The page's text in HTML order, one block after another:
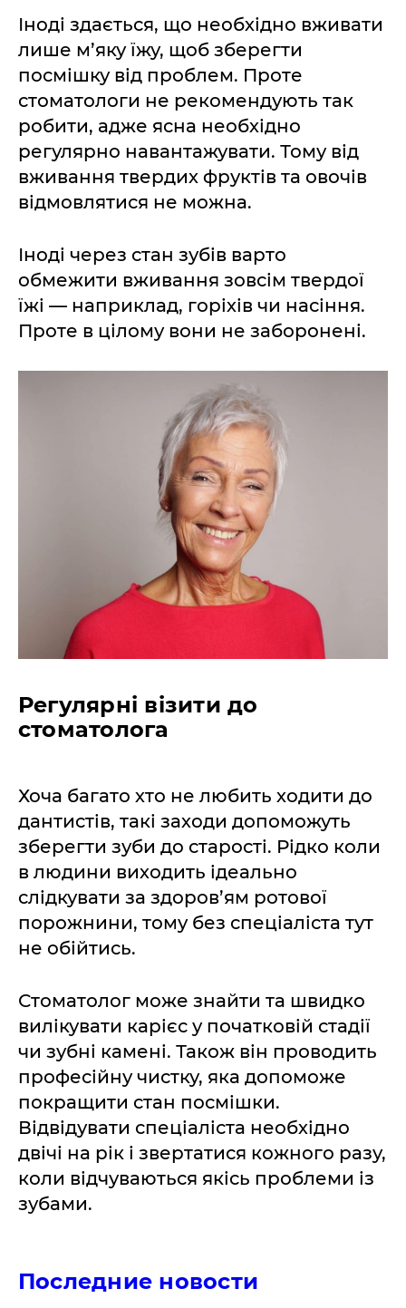
Іноді здається, що необхідно вживати
лише м’яку їжу, щоб зберегти
посмішку від проблем. Проте
стоматологи не рекомендують так
робити, адже ясна необхідно
регулярно навантажувати. Тому від
вживання твердих фруктів та овочів
відмовлятися не можна.
Іноді через стан зубів варто
обмежити вживання зовсім твердої
їжі — наприклад, горіхів чи насіння.
Проте в цілому вони не заборонені.
Регулярні візити до
стоматолога
Хоча багато хто не любить ходити до
дантистів, такі заходи допоможуть
зберегти зуби до старості. Рідко коли
в людини виходить ідеально
слідкувати за здоров’ям ротової
порожнини, тому без спеціаліста тут
не обійтись.
Стоматолог може знайти та швидко
вилікувати карієс у початковій стадії
чи зубні камені. Також він проводить
професійну чистку, яка допоможе
покращити стан посмішки.
Відвідувати спеціаліста необхідно
двічі на рік і звертатися кожного разу,
коли відчуваються якісь проблеми із
зубами.
Последние новости